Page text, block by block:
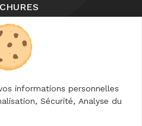
FAQ
SUIVRE
informations personnelles
Sécurité, Analyse du